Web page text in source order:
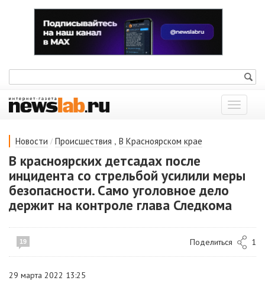
Показать
меню
Новости / Происшествия , В Красноярском крае
В красноярских детсадах после
инцидента со стрельбой усилили меры
безопасности. Само уголовное дело
держит на контроле глава Следкома
19 Поделиться 1
29 марта 2022 13:25